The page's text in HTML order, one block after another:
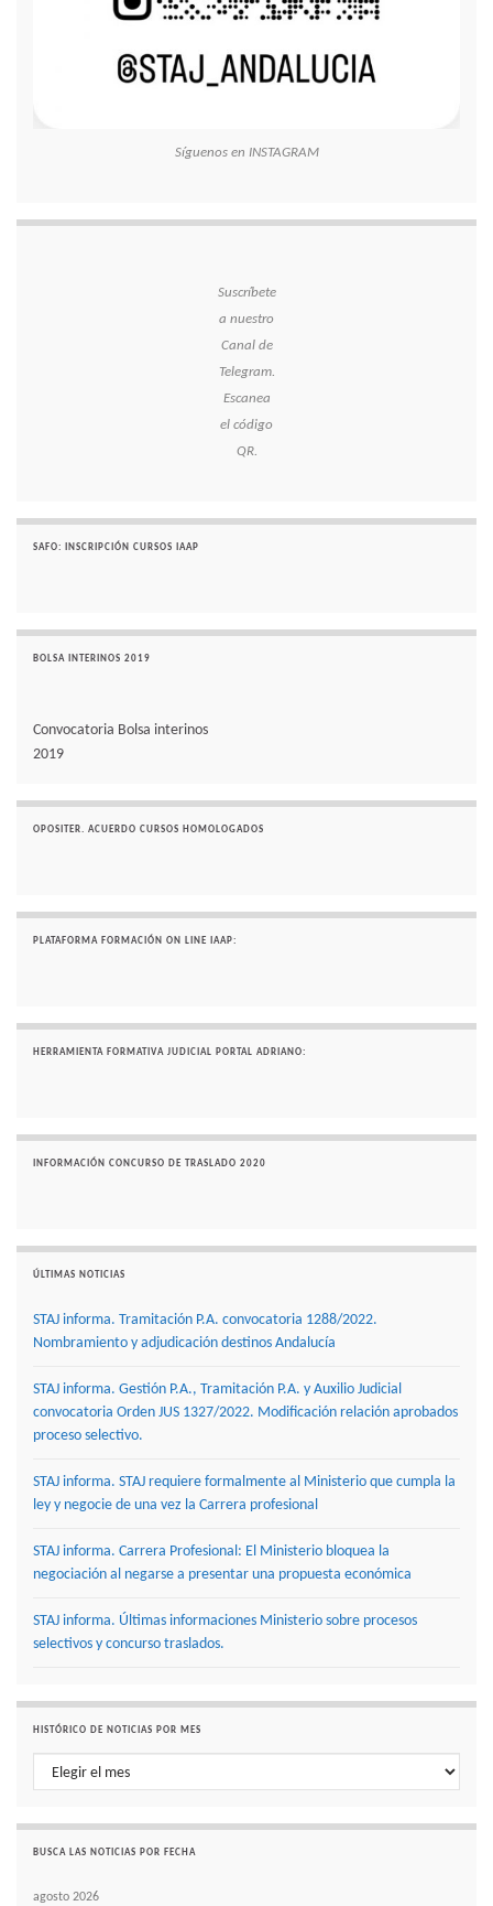
Síguenos en INSTAGRAM
Suscríbete
a nuestro
Canal de
Telegram.
Escanea
el código
QR.
SAFO: INSCRIPCIÓN CURSOS IAAP
BOLSA INTERINOS 2019
Convocatoria Bolsa interinos
2019
OPOSITER. ACUERDO CURSOS HOMOLOGADOS
PLATAFORMA FORMACIÓN ON LINE IAAP:
HERRAMIENTA FORMATIVA JUDICIAL PORTAL ADRIANO:
INFORMACIÓN CONCURSO DE TRASLADO 2020
ÚLTIMAS NOTICIAS
STAJ informa. Tramitación P.A. convocatoria 1288/2022.
Nombramiento y adjudicación destinos Andalucía
STAJ informa. Gestión P.A., Tramitación P.A. y Auxilio Judicial
convocatoria Orden JUS 1327/2022. Modificación relación aprobados
proceso selectivo.
STAJ informa. STAJ requiere formalmente al Ministerio que cumpla la
ley y negocie de una vez la Carrera profesional
STAJ informa. Carrera Profesional: El Ministerio bloquea la
negociación al negarse a presentar una propuesta económica
STAJ informa. Últimas informaciones Ministerio sobre procesos
selectivos y concurso traslados.
HISTÓRICO DE NOTICIAS POR MES
Histórico de noticias por mes
BUSCA LAS NOTICIAS POR FECHA
agosto 2026